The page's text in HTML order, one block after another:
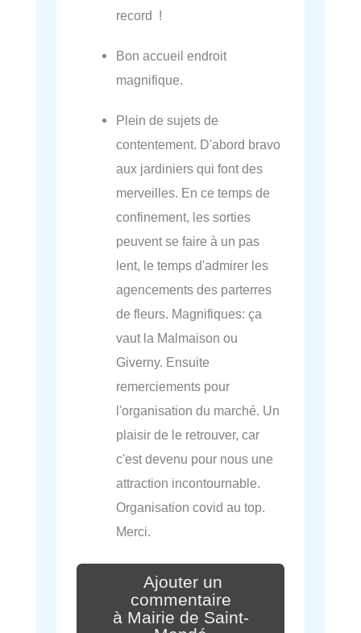
record !
Bon accueil endroit
magnifique.
Plein de sujets de
contentement. D'abord bravo
aux jardiniers qui font des
merveilles. En ce temps de
confinement, les sorties
peuvent se faire à un pas
lent, le temps d'admirer les
agencements des parterres
de fleurs. Magnifiques: ça
vaut la Malmaison ou
Giverny. Ensuite
remerciements pour
l'organisation du marché. Un
plaisir de le retrouver, car
c'est devenu pour nous une
attraction incontournable.
Organisation covid au top.
Merci.
Ajouter un
commentaire
à Mairie de Saint-